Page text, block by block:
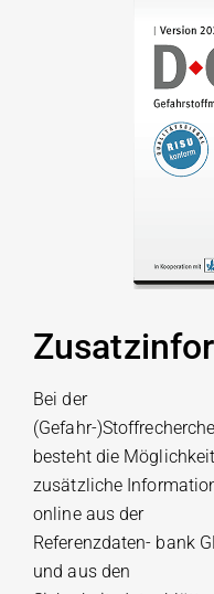
Bei der
(Gefahr-)Stoffrecherche
besteht die Möglichkeit,
zusätzliche
online aus der
Referenzdaten- bank
und aus den